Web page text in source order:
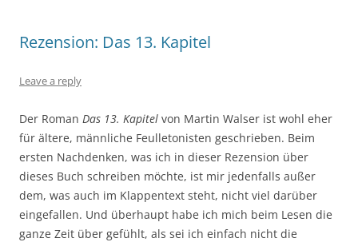
Rezension: Das 13. Kapitel
Leave a reply
Der Roman Das 13. Kapitel von Martin Walser ist wohl eher
für ältere, männliche Feulletonisten geschrieben. Beim
ersten Nachdenken, was ich in dieser Rezension über
dieses Buch schreiben möchte, ist mir jedenfalls außer
dem, was auch im Klappentext steht, nicht viel darüber
eingefallen. Und überhaupt habe ich mich beim Lesen die
ganze Zeit über gefühlt, als sei ich einfach nicht die